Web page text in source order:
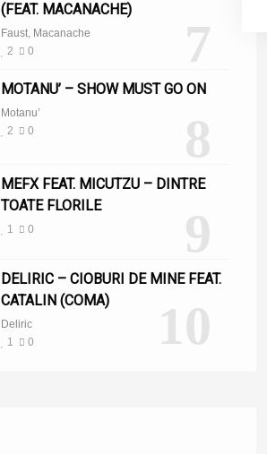
7
(FEAT. MACANACHE)
Faust, Macanache
2
0
8
MOTANU’ – SHOW MUST GO ON
Motanu’
2
0
9
MEFX FEAT. MICUTZU – DINTRE
TOATE FLORILE
1 0
10
DELIRIC – CIOBURI DE MINE FEAT.
CATALIN (COMA)
Deliric
1
0